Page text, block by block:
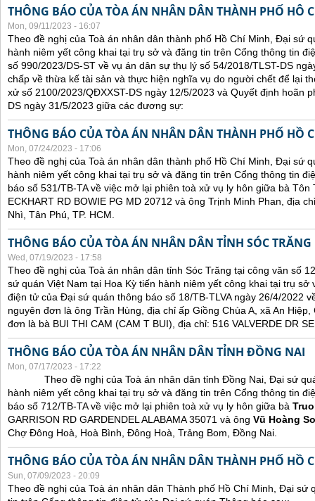
THÔNG BÁO CỦA TÒA ÁN NHÂN DÂN THÀNH PHỐ HÔ
Mon, 09/11/2023 - 16:07
Theo đề nghị của Toà án nhân dân thành phố Hồ Chí Minh, Đại sứ
hành niêm yết công khai tại trụ sở và đăng tin trên Cổng thông tin
số 990/2023/DS-ST về vụ án dân sự thụ lý số 54/2018/TLST-DS
chấp về thừa kế tài sản và thực hiện nghĩa vụ do người chết để lại
xử số 2100/2023/QĐXXST-DS ngày 12/5/2023 và Quyết định hoãn
DS ngày 31/5/2023 giữa các đương sự:
THÔNG BÁO CỦA TÒA ÁN NHÂN DÂN THÀNH PHỐ HỒ
Mon, 07/24/2023 - 17:06
Theo đề nghị của Toà án nhân dân thành phố Hồ Chí Minh, Đại sứ
hành niêm yết công khai tại trụ sở và đăng tin trên Cổng thông tin
báo số 531/TB-TA về việc mở lại phiên toà xử vụ ly hôn giữa bà Tôn
ECKHART RD BOWIE PG MD 20712 và ông Trịnh Minh Phan, địa
Nhì, Tân Phú, TP. HCM.
THÔNG BÁO CỦA TÒA ÁN NHÂN DÂN TỈNH SÓC TRĂNG
Wed, 07/19/2023 - 17:58
Theo đề nghị của Toà án nhân dân tỉnh Sóc Trăng tại công văn số
sứ quán Việt Nam tại Hoa Kỳ tiến hành niêm yết công khai tại trụ sở
điện tử của Đại sứ quán thông báo số 18/TB-TLVA ngày 26/4/2022
nguyên đơn là ông Trần Hùng, địa chỉ ấp Giồng Chùa A, xã An
đơn là bà BUI THI CAM (CAM T BUI), địa chỉ: 516 VALVERDE DR
THÔNG BÁO CỦA TÒA ÁN NHÂN DÂN TỈNH ĐỒNG NAI
Mon, 07/17/2023 - 17:22
Theo đề nghị của Toà án nhân dân tỉnh Đồng Nai, Đại sứ
hành niêm yết công khai tại trụ sở và đăng tin trên Cổng thông tin
báo số 712/TB-TA về việc mở lại phiên toà xử vụ ly hôn giữa bà
GARRISON RD GARDENDEL ALABAMA 35071 và ông Vũ Hoàng
Chợ Đông Hoà, Hoà Bình, Đông Hoà, Trảng Bom, Đồng Nai.
THÔNG BÁO CỦA TÒA ÁN NHÂN DÂN THÀNH PHỐ HỒ
Sun, 07/09/2023 - 20:09
Theo đề nghị của Toà án nhân dân Thành phố Hồ Chí Minh, Đại sứ